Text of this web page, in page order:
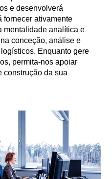
e desenvolverá
fornecer ativamente
mentalidade analítica e
conceção, análise e
Enquanto gere
permita-nos apoiar
construção da sua